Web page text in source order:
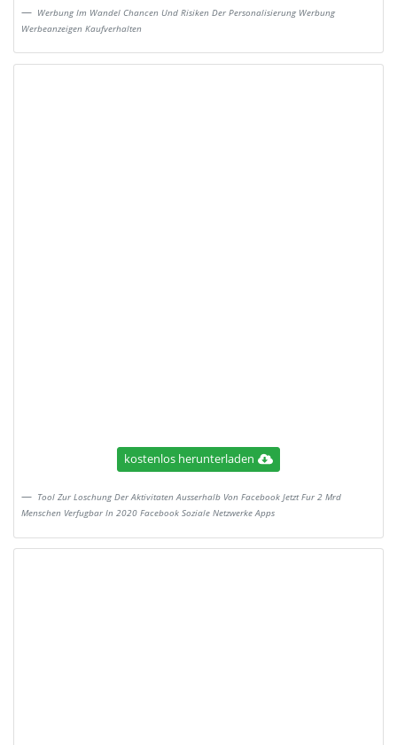
Werbung Im Wandel Chancen Und Risiken Der Personalisierung Werbung
Werbeanzeigen Kaufverhalten
kostenlos herunterladen
Tool Zur Loschung Der Aktivitaten Ausserhalb Von Facebook Jetzt Fur 2 Mrd
Menschen Verfugbar In 2020 Facebook Soziale Netzwerke Apps